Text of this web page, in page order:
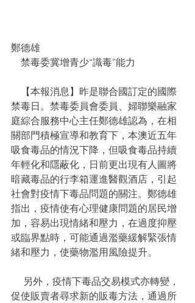
鄭德雄
    禁毒委冀增青少“識毒”能力
禁毒日。禁毒委員會委員、婦聯樂融家
庭綜合服務中心主任鄭德雄認為，在相
關部門積極宣導和教育下，本澳近五年
吸食毒品的情況下降，但吸食毒品持續
年輕化和隱蔽化，日前更出現有人圖將
暗藏毒品的行李箱運進醫觀酒店，引起
社會對疫情下毒品問題的關注。鄭德雄
指出，疫情使有心理健康問題的居民增
加，容易出現情緒和壓力，在過度抑壓
或臨界點時，可能通過濫藥緩解緊張情
緒和壓力，使藥物濫用風險提升。
促使販賣者尋求新的販毒方法，通過所